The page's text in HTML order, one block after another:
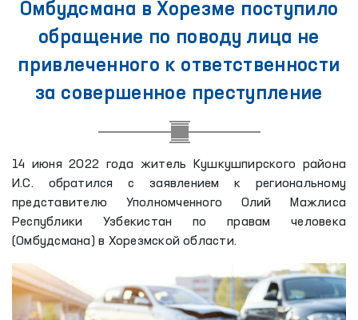
Омбудсмана в Хорезме поступило
обращение по поводу лица не
привлеченного к ответственности
за совершенное преступление
14 июня 2022 года житель Кушкушпирского района
И.С. обратился с заявлением к региональному
представителю Уполномченного Олий Мажлиса
Республики Узбекистан по правам человека
(Омбудсмана) в Хорезмской области.